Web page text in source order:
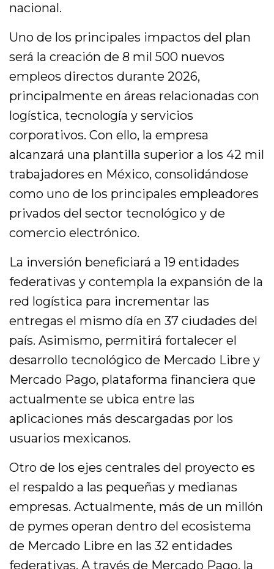
nacional.
Uno de los principales impactos del plan
será la creación de 8 mil 500 nuevos
empleos directos durante 2026,
principalmente en áreas relacionadas con
logística, tecnología y servicios
corporativos. Con ello, la empresa
alcanzará una plantilla superior a los 42 mil
trabajadores en México, consolidándose
como uno de los principales empleadores
privados del sector tecnológico y de
comercio electrónico.
La inversión beneficiará a 19 entidades
federativas y contempla la expansión de la
red logística para incrementar las
entregas el mismo día en 37 ciudades del
país. Asimismo, permitirá fortalecer el
desarrollo tecnológico de Mercado Libre y
Mercado Pago, plataforma financiera que
actualmente se ubica entre las
aplicaciones más descargadas por los
usuarios mexicanos.
Otro de los ejes centrales del proyecto es
el respaldo a las pequeñas y medianas
empresas. Actualmente, más de un millón
de pymes operan dentro del ecosistema
de Mercado Libre en las 32 entidades
federativas. A través de Mercado Pago, la